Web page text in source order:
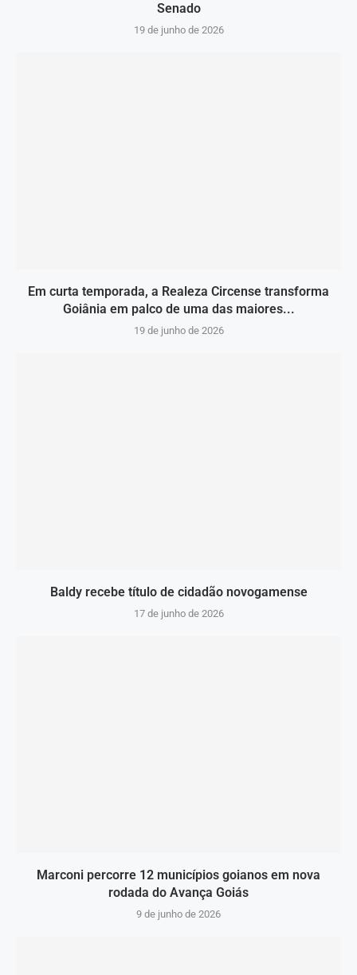
Senado
19 de junho de 2026
Em curta temporada, a Realeza Circense transforma
Goiânia em palco de uma das maiores...
19 de junho de 2026
Baldy recebe título de cidadão novogamense
17 de junho de 2026
Marconi percorre 12 municípios goianos em nova
rodada do Avança Goiás
9 de junho de 2026